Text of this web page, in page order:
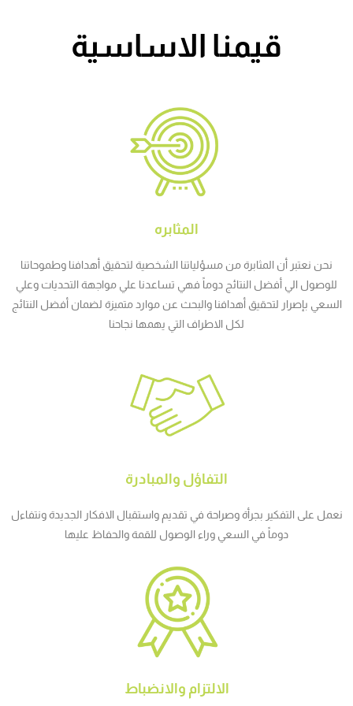
قيمنا الاساسية
المثابره
نحن نعتبر أن المثابرة من مسؤلياتنا الشخصية لتحقيق أهدافنا وطموحاتنا
للوصول الي أفضل النتائج دوماً فهي تساعدنا علي مواجهة التحديات وعلي
السعي بإصرار لتحقيق أهدافنا والبحث عن موارد متميزة لضمان أفضل النتائج
لكل الاطراف التي يهمها نجاحنا
التفاؤل والمبادرة
نعمل على التفكير بجرأة وصراحة في تقديم واستقبال الافكار الجديدة ونتفاءل
دوماً في السعي وراء الوصول للقمة والحفاظ عليها
الالتزام والانضباط